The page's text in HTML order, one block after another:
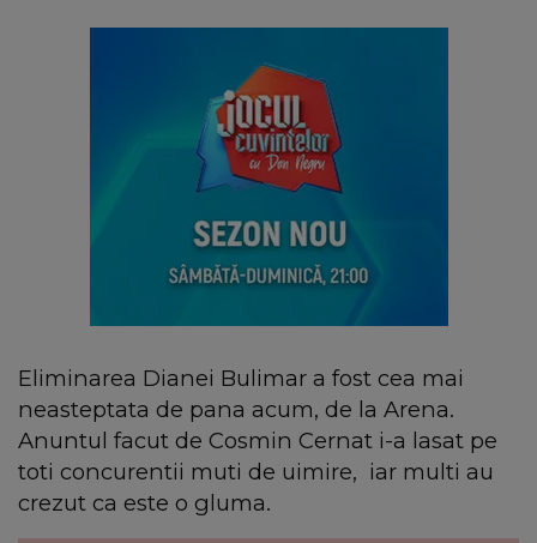
Eliminarea Dianei Bulimar a fost cea mai
neasteptata de pana acum, de la Arena.
Anuntul facut de Cosmin Cernat i-a lasat pe
toti concurentii muti de uimire, iar multi au
crezut ca este o gluma.